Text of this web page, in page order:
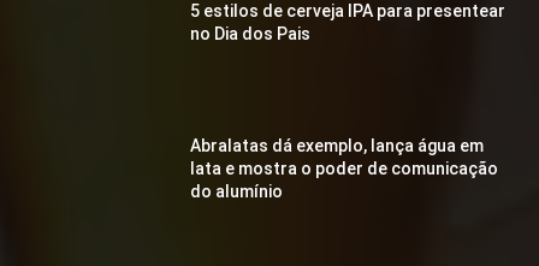
5 estilos de cerveja IPA para presentear
no Dia dos Pais
Abralatas dá exemplo, lança água em
lata e mostra o poder de comunicação
do alumínio